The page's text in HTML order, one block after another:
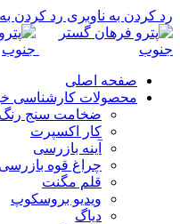
رد کردن به ناوبری رد کردن
صفحه اصلی
محصولات کارشناسی
ضخامت سنج
کار اکسپرت
آینه بازرسی
چراغ قوه بازرسی
قلم مگنت
ویدیو بروسکوپ
دیاگ